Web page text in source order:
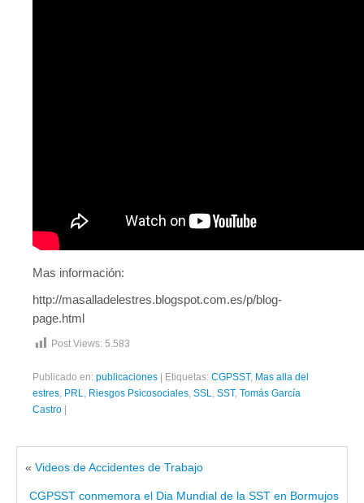
Mas información:
http://masalladelestres.blogspot.com.es/p/blog-
page.html
Post Views: 5.583
Publicado en: publicaciones | Etiquetas: CGPSST, Mas alla del
estres PRL Riesgos Psicosociales SSL SST, Tomás García
Castro |
« Videos de Accidentes de Trabajo
CGPSST conmemora el Dia Mundial de la SST en Bormujos